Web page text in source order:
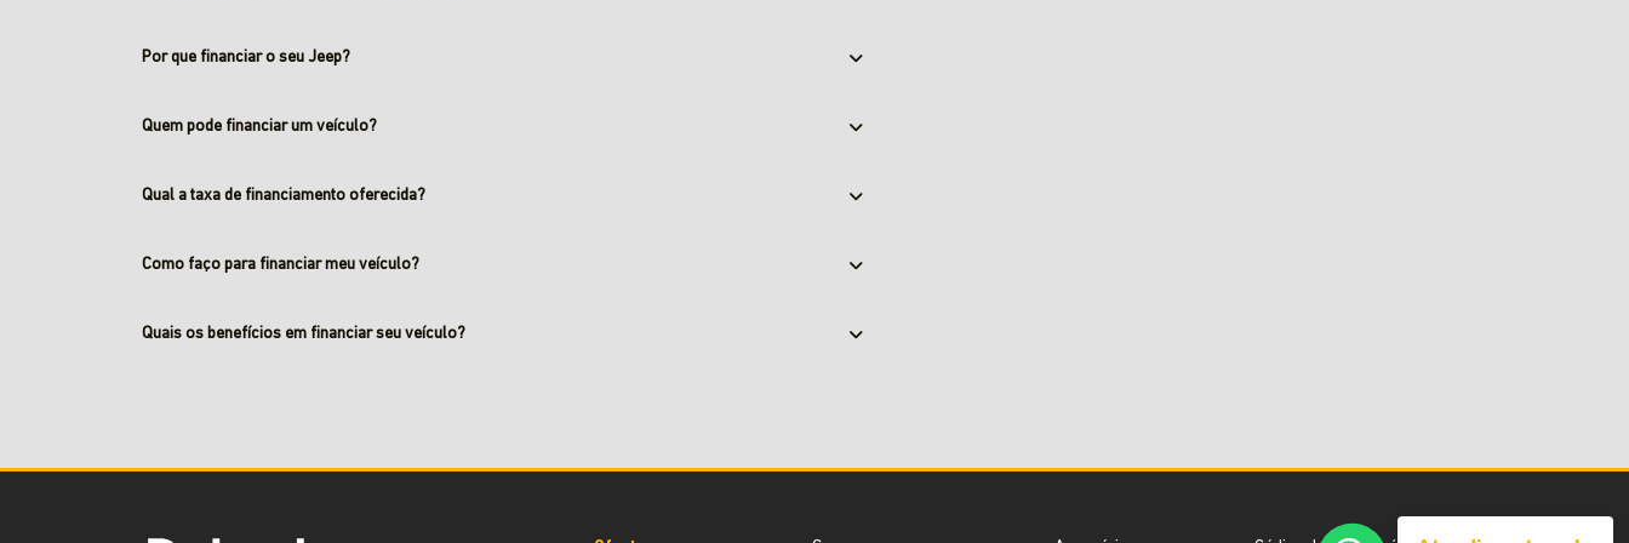
Por que financiar o seu Jeep?
Quem pode financiar um veículo?
Qual a taxa de financiamento oferecida?
Como faço para financiar meu veículo?
Quais os benefícios em financiar seu veículo?